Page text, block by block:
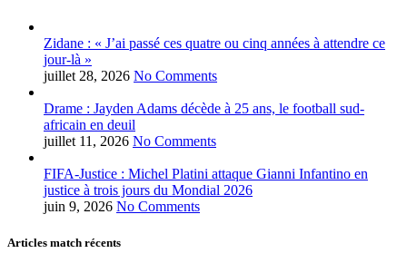
Zidane : « J’ai passé ces quatre ou cinq années à attendre ce
jour-là »
juillet 28, 2026 No Comments
Drame : Jayden Adams décède à 25 ans, le football sud-
africain en deuil
juillet 11, 2026 No Comments
FIFA-Justice : Michel Platini attaque Gianni Infantino en
justice à trois jours du Mondial 2026
juin 9, 2026 No Comments
Articles match récents